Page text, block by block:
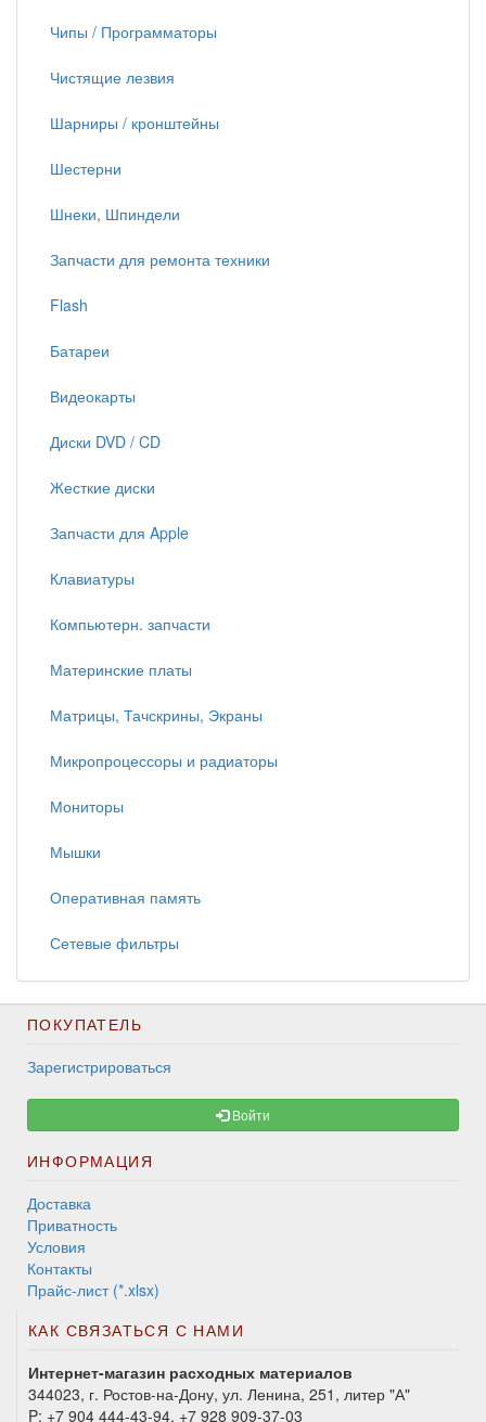
Чипы / Программаторы
Чистящие лезвия
Шарниры / кронштейны
Шестерни
Шнеки, Шпиндели
Запчасти для ремонта техники
Flash
Батареи
Видеокарты
Диски DVD / CD
Жесткие диски
Запчасти для Apple
Клавиатуры
Компьютерн. запчасти
Материнские платы
Матрицы, Тачскрины, Экраны
Микропроцессоры и радиаторы
Мониторы
Мышки
Оперативная память
Сетевые фильтры
ПОКУПАТЕЛЬ
Зарегистрироваться
Войти
ИНФОРМАЦИЯ
Доставка
Приватность
Условия
Контакты
Прайс-лист (*.xlsx)
КАК СВЯЗАТЬСЯ С НАМИ
Интернет-магазин расходных материалов
344023, г. Ростов-на-Дону, ул. Ленина, 251, литер "А"
P: +7 904 444-43-94, +7 928 909-37-03